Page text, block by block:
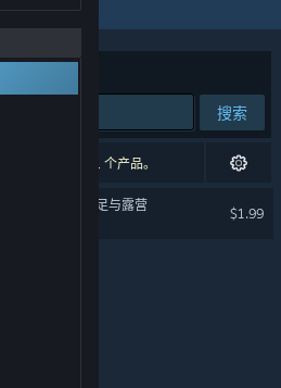
搜索
好，已排除了 1 个产品。
Camping | 远足与露营
$1.99